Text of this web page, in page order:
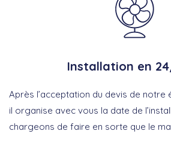
Installation en
Après l’acceptation du devis de notre
il organise avec vous la date de
chargeons de faire en sorte que le